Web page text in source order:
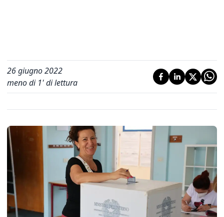
26 giugno 2022
meno di 1' di lettura